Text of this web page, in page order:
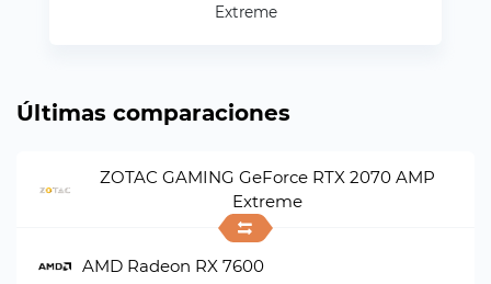
Extreme
Últimas comparaciones
ZOTAC GAMING GeForce RTX 2070 AMP
Extreme
AMD Radeon RX 7600